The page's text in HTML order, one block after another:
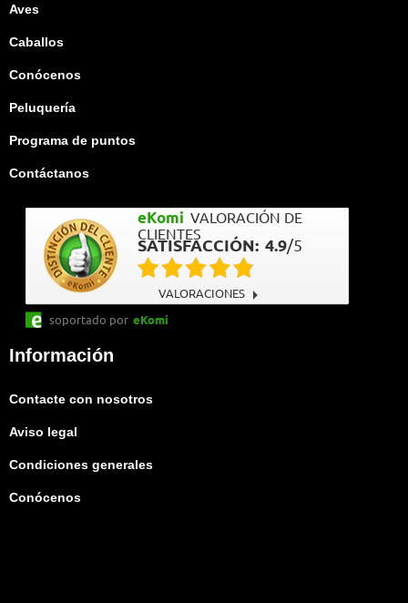
Aves
Caballos
Conócenos
Peluquería
Programa de puntos
Contáctanos
eKomi VALORACIÓN DE
CLIENTES
SATISFACCIÓN: 4.9/5
VALORACIONES
soportado por eKomi
Información
Contacte con nosotros
Aviso legal
Condiciones generales
Conócenos